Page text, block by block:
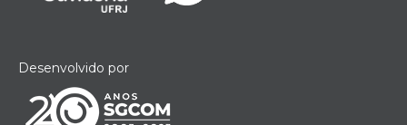
Desenvolvido por